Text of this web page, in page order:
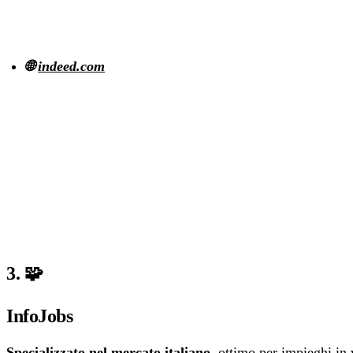
🌐 indeed.com
3. 🧩
InfoJobs